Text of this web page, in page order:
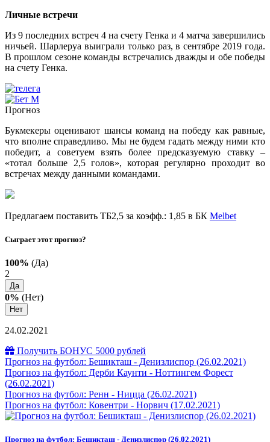
Личные встречи
Из 9 последних встреч 4 на счету Генка и 4 матча завершились
ничьей. Шарлеруа выиграли только раз, в сентябре 2019 года.
В прошлом сезоне команды встречались дважды и обе победы
на счету Генка.
Прогноз
Букмекеры оценивают шансы команд на победу как равные,
что вполне справедливо. Мы не будем гадать между ними кто
победит, а советуем взять более предсказуемую ставку –
«тотал больше 2,5 голов», которая регулярно проходит во
встречах между данными командами.
Предлагаем поставить ТБ2,5 за коэфф.: 1,85 в БК Melbet
Сыграет этот прогноз?
100% (Да)
2
Да
0% (Нет)
Нет
24.02.2021
Получить БОНУС 5000 рублей
Прогноз на футбол: Бешикташ - Денизлиспор (26.02.2021)
Прогноз на футбол: Дерби Каунти - Ноттингем Форест
(26.02.2021)
Прогноз на футбол: Ренн - Ницца (26.02.2021)
Прогноз на футбол: Ковентри - Норвич (17.02.2021)
Прогноз на футбол: Бешикташ - Денизлиспор (26.02.2021)